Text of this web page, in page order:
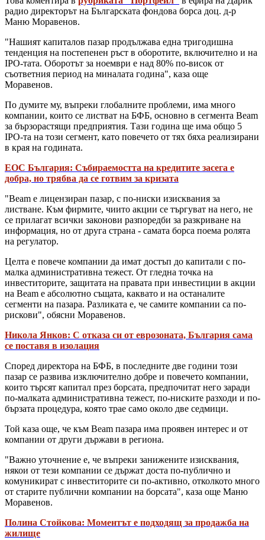
радио директорът на Българската фондова борса доц. д-р
Маню Моравенов.
"Нашият капиталов пазар продължава една тригодишна
тенденция на постепенен ръст в оборотите, включително и на
IPO-тата. Оборотът за ноември е над 80% по-висок от
съответния период на миналата година", каза още
Моравенов.
По думите му, въпреки глобалните проблеми, има много
компании, които се листват на БФБ, основно в сегмента Beam
за бързорастящи предприятия. Тази година ще има общо 5
IPO-та на този сегмент, като повечето от тях бяха реализирани
в края на годината.
ЕОС България: Събираемостта на кредитите засега е
добра, но трябва да се готвим за кризата
"Beam е лицензиран пазар, с по-ниски изисквания за
листване. Към фирмите, чиито акции се търгуват на него, не
се прилагат всички законови разпоредби за разкриване на
информация, но от друга страна - самата борса поема ролята
на регулатор.
Целта е повече компании да имат достъп до капитали с по-
малка административна тежест. От гледна точка на
инвеститорите, защитата на правата при инвестиции в акции
на Beam е абсолютно същата, каквато и на останалите
сегменти на пазара. Разликата е, че самите компании са по-
рискови", обясни Моравенов.
Никола Янков: С отказа си от еврозоната, България сама
се поставя в изолация
Според директора на БФБ, в последните две години този
пазар се развива изключително добре и повечето компании,
които търсят капитал през борсата, предпочитат него заради
по-малката административна тежест, по-ниските разходи и по-
бързата процедура, която трае само около две седмици.
Той каза още, че към Beam пазара има проявен интерес и от
компании от други държави в региона.
"Важно уточнение е, че въпреки занижените изисквания,
някои от тези компании се държат доста по-публично и
комуникират с инвеститорите си по-активно, отколкото много
от старите публични компании на борсата", каза още Маню
Моравенов.
Полина Стойкова: Моментът е подходящ за продажба на
жилище